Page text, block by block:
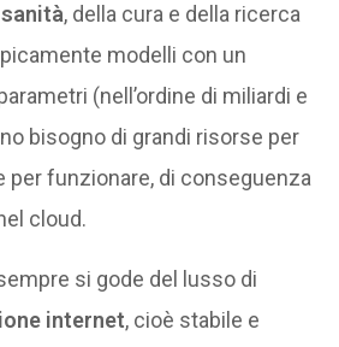
, della cura e della ricerca
modelli con un
(nell’ordine di miliardi e
bisogno di grandi risorse per
per funzionare, di conseguenza
cloud.
si gode del lusso di
internet, cioè stabile e